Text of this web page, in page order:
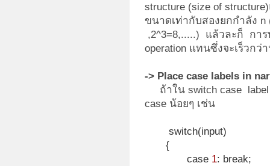
structure (size of
ขนาดเท่ากับสองยกกำลัง n
,2^3=8,.....) แล้วละก็ การ
operation แทนซึ่งจะเร็วกว่
-> Place case labels in
ถ้าใน switch case
case น้อยๆ เช่น
switch(input)
{
case 1: break;